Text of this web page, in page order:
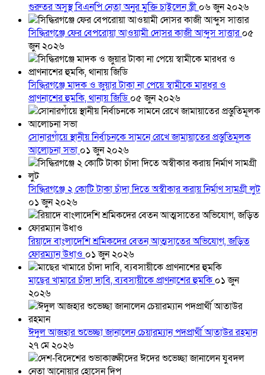
গুরুতর অসুস্থ বিএনপি নেতা অনুর মুক্তি চাইলেন স্ত্রী০৬ জুন ২০২৬
সিদ্ধিরগঞ্জে ফের বেপরোয়া আওয়ামী দোসর কাজী আব্দুস সাত্তার০৫
জুন ২০২৬
সিদ্ধিরগঞ্জে মাদক ও জুয়ার টাকা না পেয়ে স্বামীকে মারধর ও
প্রাণনাশের হুমকি, থানায় জিডি০৫ জুন ২০২৬
সোনারগাঁয়ে স্থানীয় নির্বাচনকে সামনে রেখে জামায়াতের প্রস্তুতিমূলক
আলোচনা সভা ০১ জুন ২০২৬
সিদ্ধিরগঞ্জে ২ কোটি টাকা চাঁদা দিতে অস্বীকার করায় নির্মাণ সামগ্রী লুট
০১ জুন ২০২৬
রিয়াদে বাংলাদেশি শ্রমিকদের বেতন আত্মসাতের অভিযোগ, জড়িত
ফোরম্যান উধাও ০১ জুন ২০২৬
মাছের খামারে চাঁদা দাবি, ব্যবসায়ীকে প্রাণনাশের হুমকি ০১ জুন
২০২৬
ঈদুল আজহার শুভেচ্ছা জানালেন চেয়ারম্যান পদপ্রার্থী আতাউর রহমান
২৭ মে ২০২৬